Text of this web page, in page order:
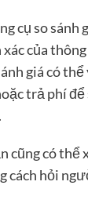
cụ so sánh
của
giá có thể
trả phí để
cũng có thể
cách hỏi